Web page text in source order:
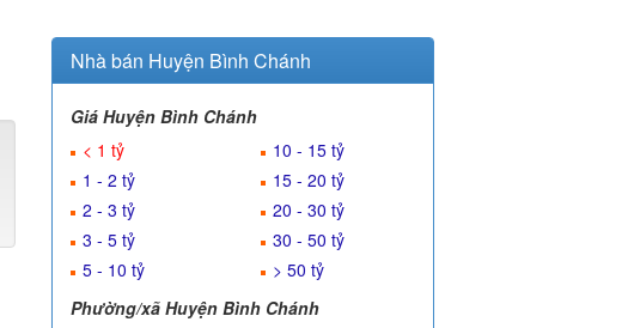
Nhà bán Huyện Bình Chánh
Giá Huyện Bình Chánh
< 1 tỷ
1 - 2 tỷ
2 - 3 tỷ
3 - 5 tỷ
5 - 10 tỷ
10 - 15 tỷ
15 - 20 tỷ
20 - 30 tỷ
30 - 50 tỷ
> 50 tỷ
Phường/xã Huyện Bình Chánh